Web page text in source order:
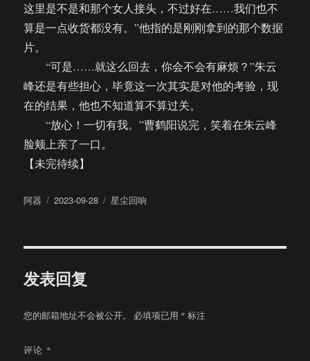
这里是不是和那个女人接头，不过好在……我们也不
算是一点收货都没有。”他指的是刚刚拿到的那个数据
片。
“可是……就这么回去，你会不会有麻烦？”朱云
峰还是有些担心，毕竟这一次其实是对他的考验，现
在的结果，他也不知道算不算过关。
“放心！一切有我。”曹鹤阳说完，笑着在朱云峰
脸颊上亲了一口。
【未完待续】
作
阿器
发
2023-09-28
分
星尘回响
发表回复
您的邮箱地址不会被公开。 必填项已用 * 标注
评论 *